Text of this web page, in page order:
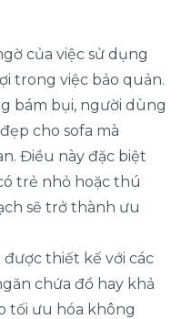
của việc sử dụng
trong việc bảo quản.
bám bụi, người dùng
cho sofa mà
Điều này đặc biệt
trẻ nhỏ hoặc thú
sẽ trở thành ưu
được thiết kế với các
chứa đồ hay khả
tối ưu hóa không